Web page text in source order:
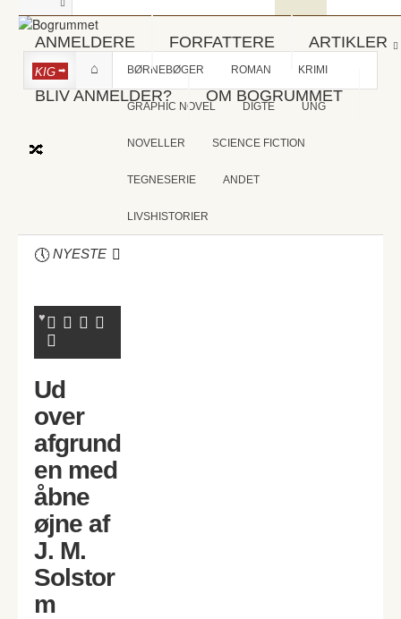
ANMELDERE FORFATTERE ARTIKLER
BLIV ANMELDER? OM BOGRUMMET
KIG BØRNEBØGER ROMAN KRIMI
GRAPHIC NOVEL DIGTE UNG
NOVELLER SCIENCE FICTION
TEGNESERIE ANDET
LIVSHISTORIER
NYESTE
Ud
over
afgrund
en med
åbne
øjne af
J. M.
Solstor
m